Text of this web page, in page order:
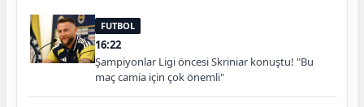
FUTBOL
16:22
Şampiyonlar Ligi öncesi Skriniar konuştu! "Bu
maç camia için çok önemli"